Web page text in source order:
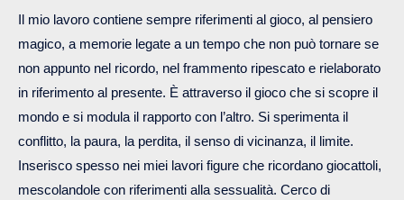
Il mio lavoro contiene sempre riferimenti al gioco, al pensiero
magico, a memorie legate a un tempo che non può tornare se
non appunto nel ricordo, nel frammento ripescato e rielaborato
in riferimento al presente. È attraverso il gioco che si scopre il
mondo e si modula il rapporto con l’altro. Si sperimenta il
conflitto, la paura, la perdita, il senso di vicinanza, il limite.
Inserisco spesso nei miei lavori figure che ricordano giocattoli,
mescolandole con riferimenti alla sessualità. Cerco di